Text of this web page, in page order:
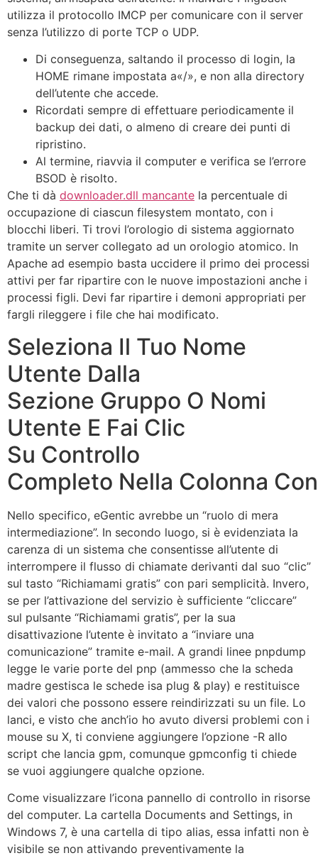
utilizza il protocollo IMCP per comunicare con il server
senza l’utilizzo di porte TCP o UDP.
Di conseguenza, saltando il processo di login, la
HOME rimane impostata a«/», e non alla directory
dell’utente che accede.
Ricordati sempre di effettuare periodicamente il
backup dei dati, o almeno di creare dei punti di
ripristino.
Al termine, riavvia il computer e verifica se l’errore
BSOD è risolto.
Che ti dà downloader.dll mancante la percentuale di
occupazione di ciascun filesystem montato, con i
blocchi liberi. Ti trovi l’orologio di sistema aggiornato
tramite un server collegato ad un orologio atomico. In
Apache ad esempio basta uccidere il primo dei processi
attivi per far ripartire con le nuove impostazioni anche i
processi figli. Devi far ripartire i demoni appropriati per
fargli rileggere i file che hai modificato.
Seleziona Il Tuo Nome
Utente Dalla
Sezione Gruppo O Nomi
Utente E Fai Clic
Su Controllo
Completo Nella Colonna
Nello specifico, eGentic avrebbe un “ruolo di mera
intermediazione”. In secondo luogo, si è evidenziata la
carenza di un sistema che consentisse all’utente di
interrompere il flusso di chiamate derivanti dal suo “clic”
sul tasto “Richiamami gratis” con pari semplicità. Invero,
se per l’attivazione del servizio è sufficiente “cliccare”
sul pulsante “Richiamami gratis”, per la sua
disattivazione l’utente è invitato a “inviare una
comunicazione” tramite e-mail. A grandi linee pnpdump
legge le varie porte del pnp (ammesso che la scheda
madre gestisca le schede isa plug & play) e restituisce
dei valori che possono essere reindirizzati su un file. Lo
lanci, e visto che anch’io ho avuto diversi problemi con i
mouse su X, ti conviene aggiungere l’opzione -R allo
script che lancia gpm, comunque gpmconfig ti chiede
se vuoi aggiungere qualche opzione.
Come visualizzare l’icona pannello di controllo in risorse
del computer. La cartella Documents and Settings, in
Windows 7, è una cartella di tipo alias, essa infatti non è
visibile se non attivando preventivamente la